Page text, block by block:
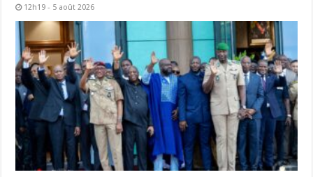
12h19 - 5 août 2026